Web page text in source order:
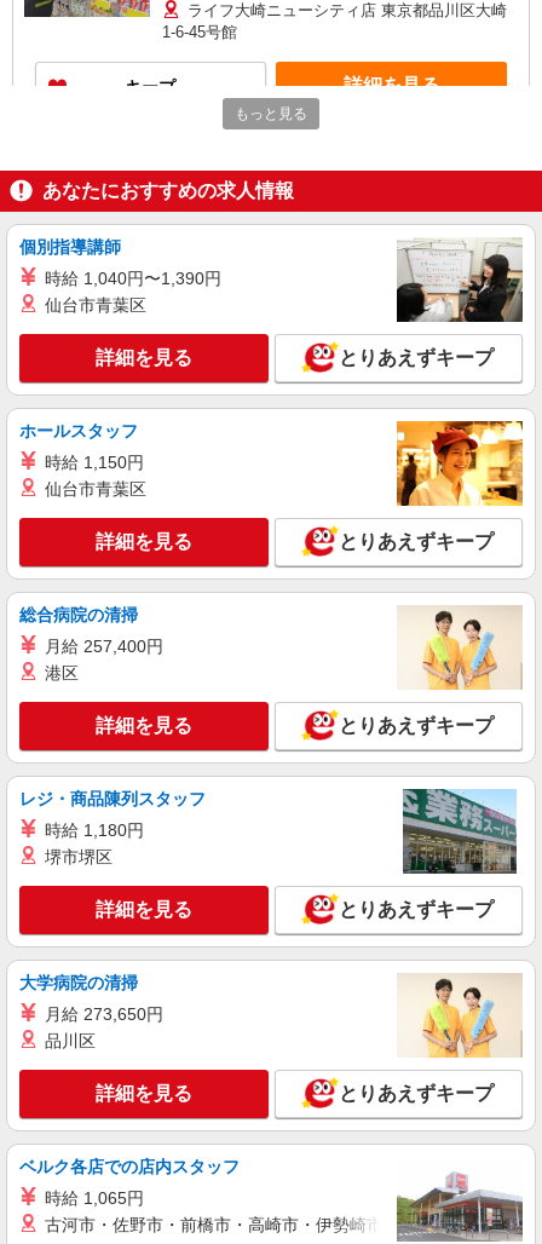
ライフ大崎ニューシティ店 東京都品川区大崎
1-6-45号館
キープ 詳細を見る
青果
時給1,235円
ライフ大崎ニューシティ店 東京都品川区大崎
1-6-45号館
キープ 詳細を見る
アルバイト
ライフ武蔵小山店（店舗コード836）
NEW
ライフ武蔵小山店 東京都品川区小山2－7－14
キープ 詳細を見る
パート
ライフ大崎ニューシティ店（店舗コード878）
NEW
ライフ大崎ニューシティ店 東京都品川区大崎
キープ 詳細を見る
パート NEW
登録販売者
時給1,435円以上 管理要件を満たさない方 時
給1,335円
ライフ大崎百反通店 東京都品川区大崎4-13-2
詳細を見る
ライフ東五反田店（店舗コード612）
NEW
レジ
時給1,350円以上
ライフ東五反田店 東京都品川区東五反田2-19-
もっと見る
あなたにおすすめの求人情報
個別指導講師
時給 1,040円〜1,390円
仙台市青葉区
詳細を見る とりあえずキープ
ホールスタッフ
時給 1,150円
仙台市青葉区
詳細を見る とりあえずキープ
総合病院の清掃
月給 257,400円
港区
詳細を見る とりあえずキープ
レジ・商品陳列スタッフ
時給 1,180円
堺市堺区
詳細を見る とりあえずキープ
大学病院の清掃
月給 273,650円
品川区
詳細を見る とりあえずキープ
ベルク各店での店内スタッフ
時給 1,065円
古河市・佐野市・前橋市・高崎市・伊勢崎市・太田市・館林市